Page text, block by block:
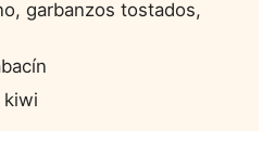
garbanzos tostados,
kiwi